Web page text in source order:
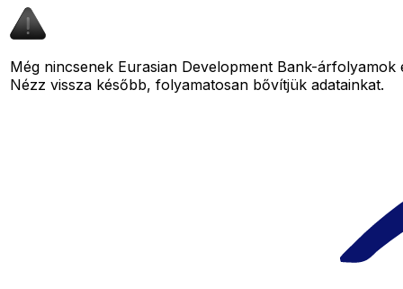
Még nincsenek Eurasian Development Bank-
Nézz vissza később, folyamatosan bővítjük adatainkat.